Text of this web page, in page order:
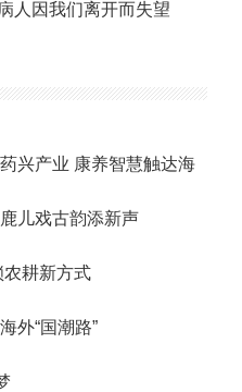
人因我们离开而失望
兴产业 康养智慧触达海
儿戏古韵添新声
农耕新方式
外“国潮路”